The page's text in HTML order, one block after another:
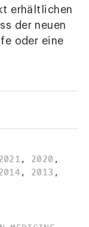
erhältlichen
der neuen
oder eine
, 2020 ,
, 2013 ,